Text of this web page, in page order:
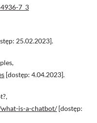
7_3
25.02.2023].
[dostęp: 4.04.2023].
is-a-chatbot/[dostęp: